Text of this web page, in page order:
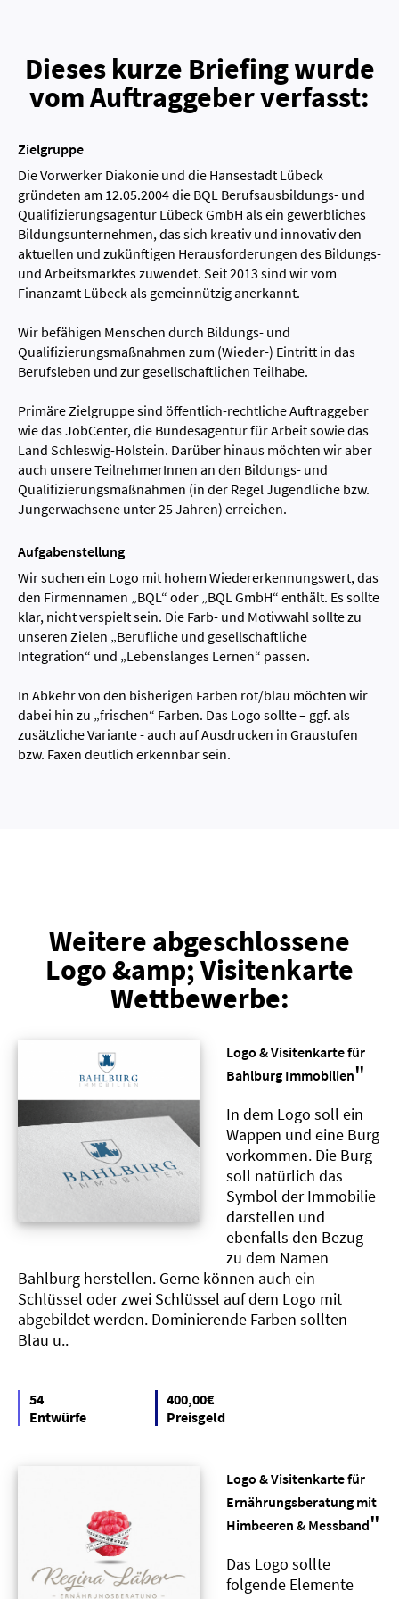
Dieses kurze Briefing wurde
vom Auftraggeber verfasst:
Zielgruppe
Die Vorwerker Diakonie und die Hansestadt Lübeck
gründeten am 12.05.2004 die BQL Berufsausbildungs- und
Qualifizierungsagentur Lübeck GmbH als ein gewerbliches
Bildungsunternehmen, das sich kreativ und innovativ den
aktuellen und zukünftigen Herausforderungen des Bildungs-
und Arbeitsmarktes zuwendet. Seit 2013 sind wir vom
Finanzamt Lübeck als gemeinnützig anerkannt.
Wir befähigen Menschen durch Bildungs- und
Qualifizierungsmaßnahmen zum (Wieder-) Eintritt in das
Berufsleben und zur gesellschaftlichen Teilhabe.
Primäre Zielgruppe sind öffentlich-rechtliche Auftraggeber
wie das JobCenter, die Bundesagentur für Arbeit sowie das
Land Schleswig-Holstein. Darüber hinaus möchten wir aber
auch unsere TeilnehmerInnen an den Bildungs- und
Qualifizierungsmaßnahmen (in der Regel Jugendliche bzw.
Jungerwachsene unter 25 Jahren) erreichen.
Aufgabenstellung
Wir suchen ein Logo mit hohem Wiedererkennungswert, das
den Firmennamen „BQL“ oder „BQL GmbH“ enthält. Es sollte
klar, nicht verspielt sein. Die Farb- und Motivwahl sollte zu
unseren Zielen „Berufliche und gesellschaftliche
Integration“ und „Lebenslanges Lernen“ passen.
In Abkehr von den bisherigen Farben rot/blau möchten wir
dabei hin zu „frischen“ Farben. Das Logo sollte – ggf. als
zusätzliche Variante - auch auf Ausdrucken in Graustufen
bzw. Faxen deutlich erkennbar sein.
Weitere abgeschlossene
Logo &amp; Visitenkarte
Wettbewerbe:
Logo & Visitenkarte für
Bahlburg Immobilien"
In dem Logo soll ein
Wappen und eine Burg
vorkommen. Die Burg
soll natürlich das
Symbol der Immobilie
darstellen und
ebenfalls den Bezug
zu dem Namen
Bahlburg herstellen. Gerne können auch ein
Schlüssel oder zwei Schlüssel auf dem Logo mit
abgebildet werden. Dominierende Farben sollten
Blau u..
54
Entwürfe
400,00€
Preisgeld
Logo & Visitenkarte für
Ernährungsberatung mit
Himbeeren & Messband"
Das Logo sollte
folgende Elemente